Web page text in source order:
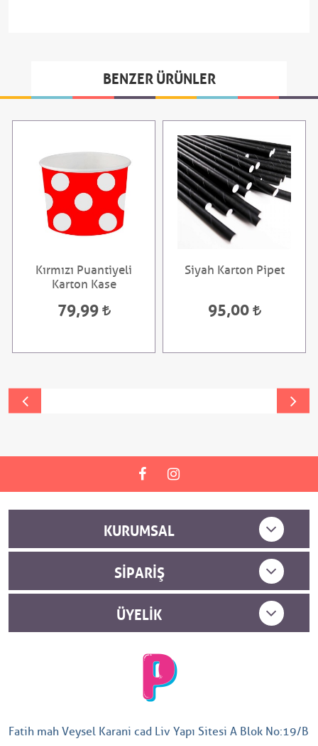
BENZER ÜRÜNLER
Kırmızı Puantiyeli
Karton Kase
79,99
Siyah Karton Pipet
95,00
KURUMSAL
SIPARIŞ
ÜYELIK
Fatih mah Veysel Karani cad Liv Yapı Sitesi A Blok No:19/B